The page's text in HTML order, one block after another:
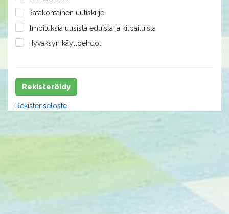
Ratakohtainen uutiskirje
Ilmoituksia uusista eduista ja kilpailuista
Hyväksyn käyttöehdot
Rekisteröidy
Rekisteriseloste